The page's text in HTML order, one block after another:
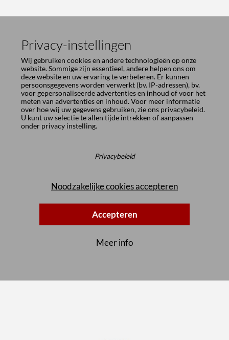
Privacy-instellingen
Wij gebruiken cookies en andere technologieën op onze
website. Sommige zijn essentieel, andere helpen ons om
deze website en uw ervaring te verbeteren. Er kunnen
persoonsgegevens worden verwerkt (bv. IP-adressen), bv.
voor gepersonaliseerde advertenties en inhoud of voor het
meten van advertenties en inhoud. Voor meer informatie
over hoe wij uw gegevens gebruiken, zie ons privacybeleid.
U kunt uw selectie te allen tijde intrekken of aanpassen
onder privacy instelling.
Privacybeleid
Noodzakelijke cookies accepteren
Accepteren
Meer info
Vierpoots stoel vlakstaal met zijwangen